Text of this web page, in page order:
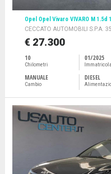
Opel Opel Vivaro VIVARO M 1.5d
CECCATO AUTOMOBILI S.P.A.
€ 27.300
10
Chilometri
01/2025
MANUALE
Cambio
DIESEL